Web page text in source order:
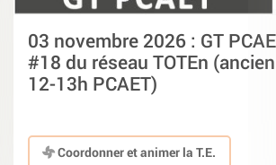
03 novembre 2026 : GT
#18 du réseau TOTEn (ancien
12-13h PCAET)
Coordonner et animer la T.E.